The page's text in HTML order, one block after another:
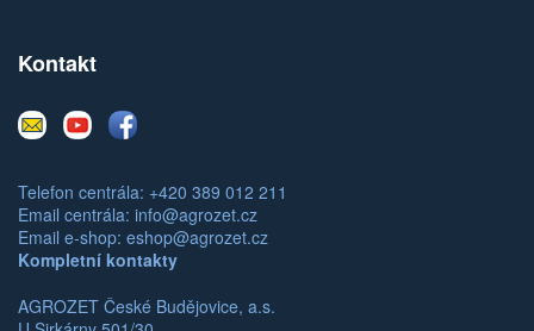
Kontakt
E-
mail
YoutubeFacebook
Telefon centrála: +420 389 012 211
Email centrála: info@agrozet.cz
Email e-shop: eshop@agrozet.cz
Kompletní kontakty
AGROZET České Budějovice, a.s.